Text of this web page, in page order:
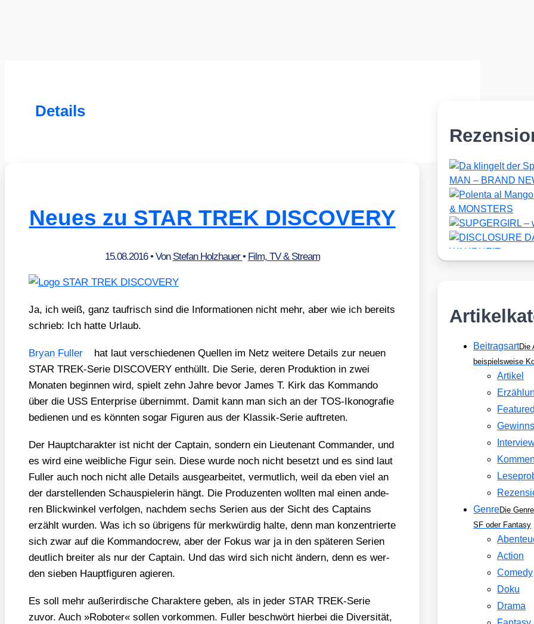
Details
Neues zu STAR TREK DISCOVERY
15.08.2016• Von Stefan Holzhauer• Film, TV & Stream
Ja, ich weiß, ganz tau­frisch sind die Infor­ma­tio­nen nicht mehr, aber wie ich bereits
schrieb: Ich hat­te Urlaub.
Bryan Ful­ler
hat laut ver­schie­de­nen Quel­len im Netz wei­te­re Details zur neu­en
STAR TREK-Serie DISCOVERY ent­hüllt. Die Serie, deren Pro­duk­ti­on in zwei
Mona­ten begin­nen wird, spielt zehn Jah­re bevor James T. Kirk das Kom­man­do
über die USS Enter­pri­se über­nimmt. Damit kann man sich an der TOS-Iko­no­gra­fie
bedie­nen und es könn­ten sogar Figu­ren aus der Klas­sik-Serie auf­tre­ten.
Der Haupt­cha­rak­ter ist nicht der Cap­tain, son­dern ein Lieu­ten­ant Com­man­der, und
es wird eine weib­li­che Figur sein. Die­se wur­de noch nicht besetzt und es sind laut
Ful­ler auch noch nicht alle Details aus­ge­ar­bei­tet, ver­mut­lich, weil da eben viel an
der dar­stel­len­den Schau­spie­le­rin hängt. Die Pro­du­zen­ten woll­ten mal einen ande­
ren Blick­win­kel ver­fol­gen, nach­dem sechs Seri­en aus der Sicht des Cap­ta­ins
erzählt wur­den. Was ich so übri­gens für merk­wür­dig hal­te, denn man kon­zen­trier­te
sich zwar auf die Kom­man­do­crew, aber der Fokus war ja in den spä­te­ren Seri­en
deut­lich brei­ter als nur der Cap­tain. Und das wird sich nicht ändern, denn es wer­
den sie­ben Haupt­fi­gu­ren agie­ren.
Es soll mehr außer­ir­di­sche Cha­rak­te­re geben, als in jeder STAR TREK-Serie
zuvor. Auch »Robo­ter« sol­len vor­kom­men. Ful­ler beschwört hier­bei die Diver­si­tät,
BeitragsartDie
beispielsweise
Artikel
GenreDie
SF oder Fantasy
Action
Comedy
Doku
Drama